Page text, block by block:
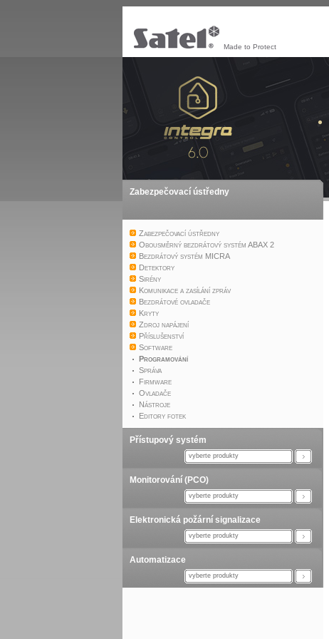
Made to Protect
Zabezpečovací ústředny
Zabezpečovací ústředny
Obousměrný bezdrátový systém ABAX 2
Bezdrátový systém MICRA
Detektory
Sirény
Komunikace a zasílání zpráv
Bezdrátové ovladače
Kryty
Zdroj napájení
Příslušenství
Software
Programování
Správa
Firmware
Ovladače
Nástroje
Editory fotek
Přístupový systém
vyberte produkty
Monitorování (PCO)
vyberte produkty
Elektronická požární signalizace
vyberte produkty
Automatizace
vyberte produkty